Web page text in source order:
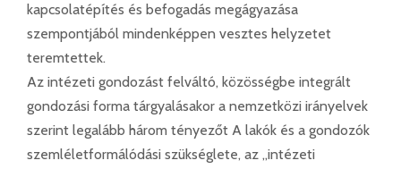
kapcsolatépítés és befogadás megágyazása
szempontjából mindenképpen vesztes helyzetet
teremtettek.
Az intézeti gondozást felváltó, közösségbe integrált
gondozási forma tárgyalásakor a nemzetközi irányelvek
szerint legalább három tényezőt A lakók és a gondozók
szemléletformálódási szükséglete, az „intézeti